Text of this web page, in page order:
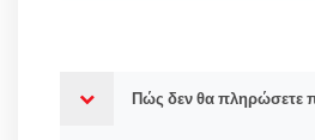
Πώς δεν θα πληρώσετε